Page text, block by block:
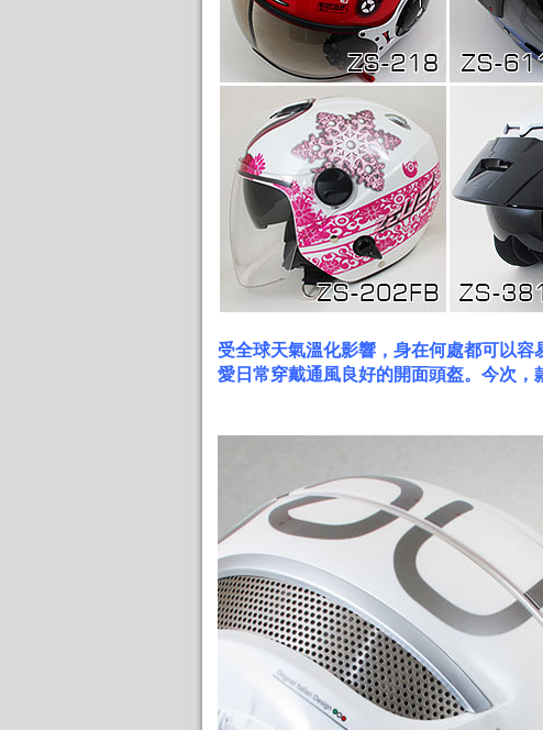
受全球天氣溫化影響，身在何處都可以
愛日常穿戴通風良好的開面頭盔。今次，